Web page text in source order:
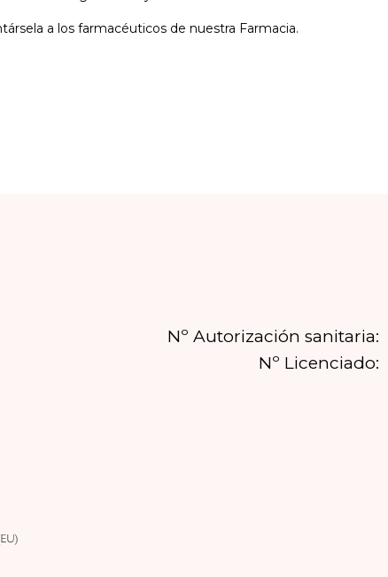
a los farmacéuticos de nuestra Farmacia.
Nº Autorización sanitaria:
Nº Licenciado: